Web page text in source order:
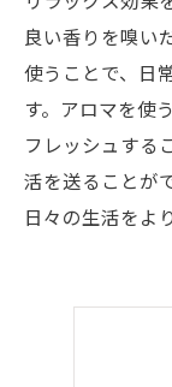
良い香りを嗅い
使うことで、日
す。アロマを使
フレッシュする
活を送ることが
日々の生活をよ